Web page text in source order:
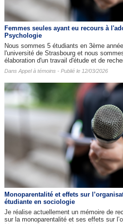
Femmes seules ayant eu recours à
Psychologie
Nous sommes 5 étudiants en 3ème
l'université de Strasbourg et nous
élaboration d'un travail d'étude et de
Dans Appel à témoins - Publié le 12/03/2026
Monoparentalité et effets sur
étudiante en sociologie
Je réalise actuellement un mémoire de
sur la monoparentalité et ses effets sur